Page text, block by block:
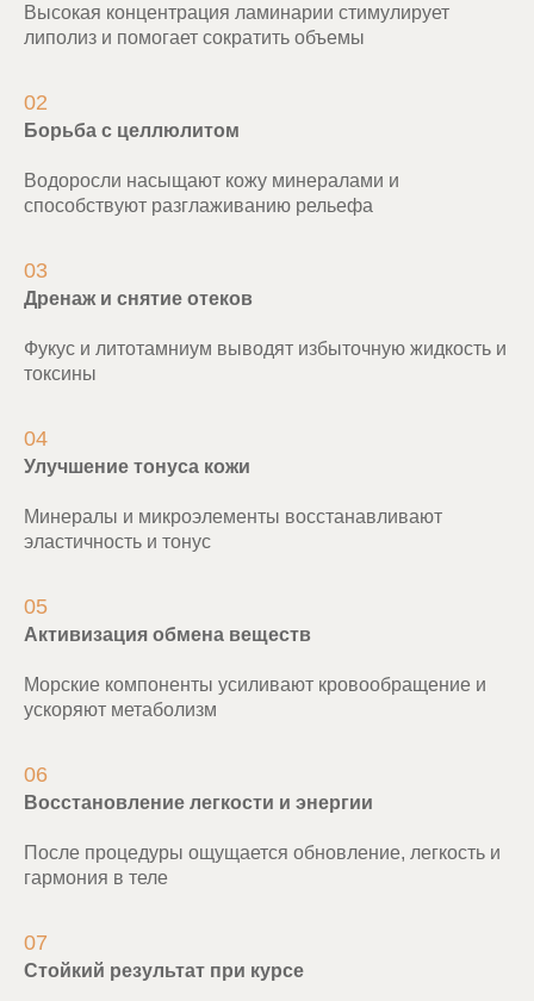
Высокая концентрация ламинарии стимулирует
липолиз и помогает сократить объемы
02
Борьба с целлюлитом
Водоросли насыщают кожу минералами и
способствуют разглаживанию рельефа
03
Дренаж и снятие отеков
Фукус и литотамниум выводят избыточную жидкость и
токсины
04
Улучшение тонуса кожи
Минералы и микроэлементы восстанавливают
эластичность и тонус
05
Активизация обмена веществ
Морские компоненты усиливают кровообращение и
ускоряют метаболизм
06
Восстановление легкости и энергии
После процедуры ощущается обновление, легкость и
гармония в теле
07
Стойкий результат при курсе